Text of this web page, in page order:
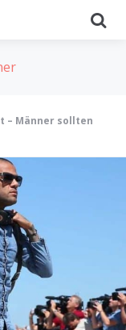
– Männer sollten